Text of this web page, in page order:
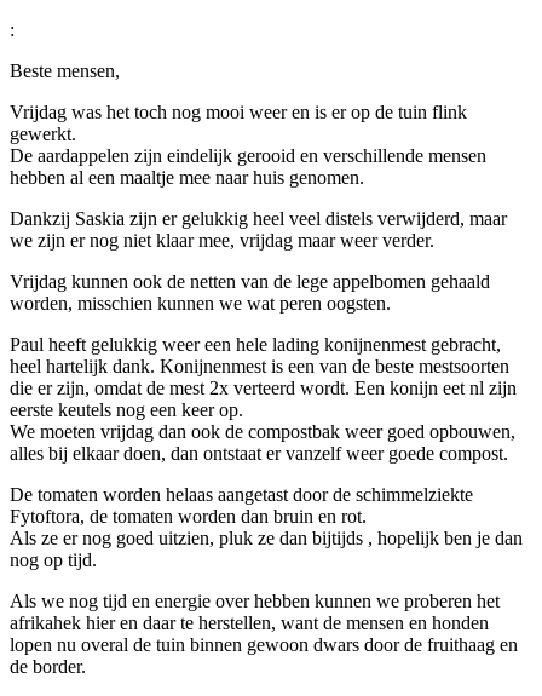
:
Beste mensen,
Vrijdag was het toch nog mooi weer en is er op de tuin flink
gewerkt.
De aardappelen zijn eindelijk gerooid en verschillende mensen
hebben al een maaltje mee naar huis genomen.
Dankzij Saskia zijn er gelukkig heel veel distels verwijderd, maar
we zijn er nog niet klaar mee, vrijdag maar weer verder.
Vrijdag kunnen ook de netten van de lege appelbomen gehaald
worden, misschien kunnen we wat peren oogsten.
Paul heeft gelukkig weer een hele lading konijnenmest gebracht,
heel hartelijk dank. Konijnenmest is een van de beste mestsoorten
die er zijn, omdat de mest 2x verteerd wordt. Een konijn eet nl zijn
eerste keutels nog een keer op.
We moeten vrijdag dan ook de compostbak weer goed opbouwen,
alles bij elkaar doen, dan ontstaat er vanzelf weer goede compost.
De tomaten worden helaas aangetast door de schimmelziekte
Fytoftora, de tomaten worden dan bruin en rot.
Als ze er nog goed uitzien, pluk ze dan bijtijds , hopelijk ben je dan
nog op tijd.
Als we nog tijd en energie over hebben kunnen we proberen het
afrikahek hier en daar te herstellen, want de mensen en honden
lopen nu overal de tuin binnen gewoon dwars door de fruithaag en
de border.